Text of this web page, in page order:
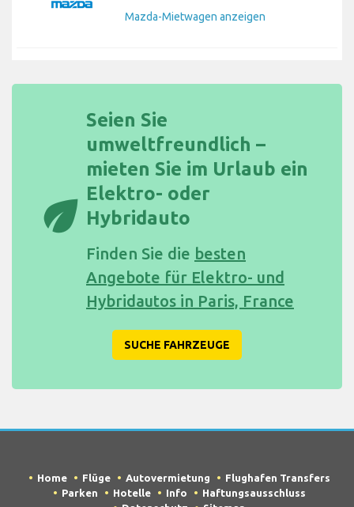
Mazda-Mietwagen anzeigen
eco
Seien Sie
umweltfreundlich –
mieten Sie im Urlaub ein
Elektro- oder
Hybridauto
Finden Sie die besten
Angebote für Elektro- und
Hybridautos in Paris, France
SUCHE FAHRZEUGE
Home Flüge Autovermietung
Flughafen Transfers
Parken
Hotelle Info
Haftungsausschluss